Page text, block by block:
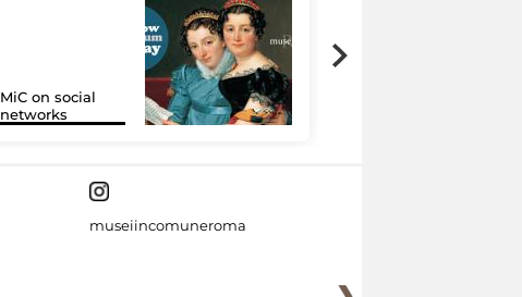
MiC on social
networks
museiincomuneroma